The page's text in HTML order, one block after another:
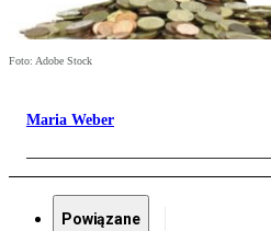
Foto: Adobe Stock
Maria Weber
Powiązane